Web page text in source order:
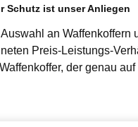
Schutz ist unser Anliegen
an
Preis-Leistungs-
der genau